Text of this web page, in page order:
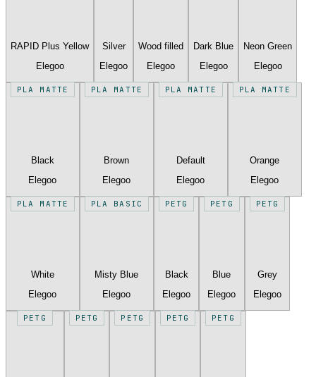
RAPID Plus Yellow
Elegoo
Silver
Elegoo
Wood filled
Elegoo
Dark Blue
Elegoo
Neon Green
Elegoo
PLA MATTE
Black
Elegoo
PLA MATTE
Brown
Elegoo
PLA MATTE
Default
Elegoo
PLA MATTE
Orange
Elegoo
PLA MATTE
White
Elegoo
PLA BASIC
Misty Blue
Elegoo
PETG
Black
Elegoo
PETG
Blue
Elegoo
PETG
Grey
Elegoo
PETG PETG PETG PETG PETG